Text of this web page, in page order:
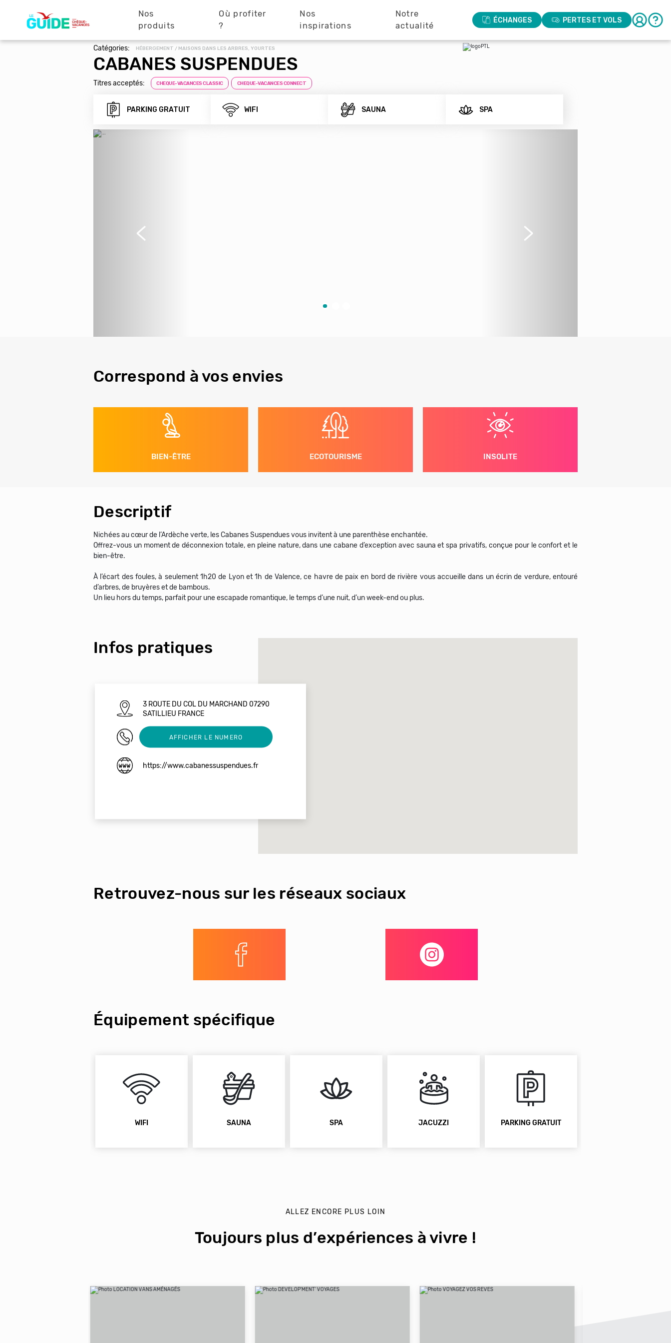
principale
Nos
produits
Où profiter
?
Nos
inspirations
Notre
actualité
ÉCHANGES PERTES ET VOLS
Catégories: HÉBERGEMENT / MAISONS DANS LES ARBRES, YOURTES
CABANES SUSPENDUES
Titres acceptés: CHEQUE-VACANCES CLASSIC CHEQUE-VACANCES CONNECT
PARKING GRATUIT WIFI SAUNA SPA
Précédent Suivant
Correspond à vos envies
BIEN-ÊTRE ECOTOURISME INSOLITE
Descriptif
Nichées au cœur de l’Ardèche verte, les Cabanes Suspendues vous invitent à une parenthèse enchantée.
Offrez-vous un moment de déconnexion totale, en pleine nature, dans une cabane d’exception avec sauna et spa privatifs, conçue pour le confort et le
bien-être.
À l’écart des foules, à seulement 1h20 de Lyon et 1h de Valence, ce havre de paix en bord de rivière vous accueille dans un écrin de verdure, entouré
d’arbres, de bruyères et de bambous.
Un lieu hors du temps, parfait pour une escapade romantique, le temps d’une nuit, d’un week-end ou plus.
Infos pratiques
3 ROUTE DU COL DU MARCHAND 07290
SATILLIEU FRANCE
06 67 41 97 68AFFICHER LE NUMERO
https://www.cabanessuspendues.fr
Équipement spécifique
WIFI SAUNA SPA JACUZZI PARKING GRATUIT
Retrouvez-nous sur les réseaux sociaux
ALLEZ ENCORE PLUS LOIN
Toujours plus d’expériences à vivre !